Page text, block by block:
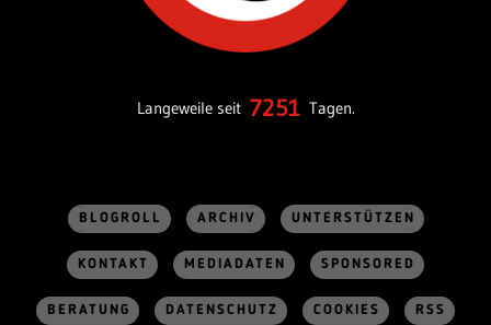
Langeweile seit 7251 Tagen.
BLOGROLL ARCHIV UNTERSTÜTZEN
KONTAKT MEDIADATEN SPONSORED
BERATUNG DATENSCHUTZ COOKIES RSS